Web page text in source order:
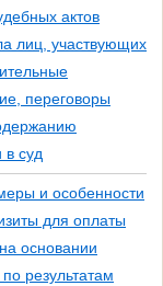
актов
лиц, участвующих
переговоры
в суд
и особенности
для оплаты
основании
результатам